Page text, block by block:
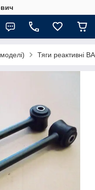
Тяги реактивні